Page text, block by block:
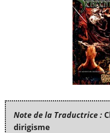
Note de la Traductrice :
dirigisme